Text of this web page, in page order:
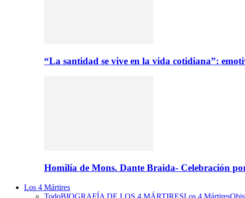
“La santidad se vive en la vida cotidiana”:
Homilía de Mons. Dante Braida- Celebración
Los 4 Mártires
TodoBIOGRAFÍA DE LOS 4 MÁRTIRESLos 4 Mártires